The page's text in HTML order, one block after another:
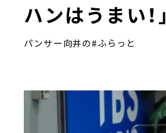
ハンはうまい！」
パンサー向井の#ふらっと